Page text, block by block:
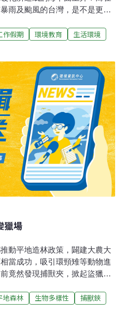
雨及颱風的台灣，是不是更需
下，全台有成千上萬的民眾投
揮了志工的精神。這些志工精
形式打造自己的村莊！於是台
要串連屏東的在地社區，尋找
到了在屏東崁頂保留下來的一
地上種植樹林，區內保存了超
動物、鳥類的避風港。於是在
下，地主與協會合作在森之地
平地森林的概念，創造生物多
園的規劃，創造社區居民與環
工作假期」之前，負責帶領
作假期 環境教育
生活環境
獵場
動平地造林政策，闢建大農大
當成功，吸引環頸雉等動物進
竟然發現捕獸夾，掀起盜獵的
迅速予以移除。對於平地森林
，花蓮林管處長張彬在獲悉後
地森林 生物多樣性
捕獸鋏